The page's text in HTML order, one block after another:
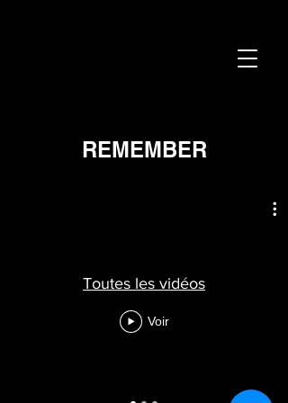
REMEMBER
Toutes les vidéos
Voir